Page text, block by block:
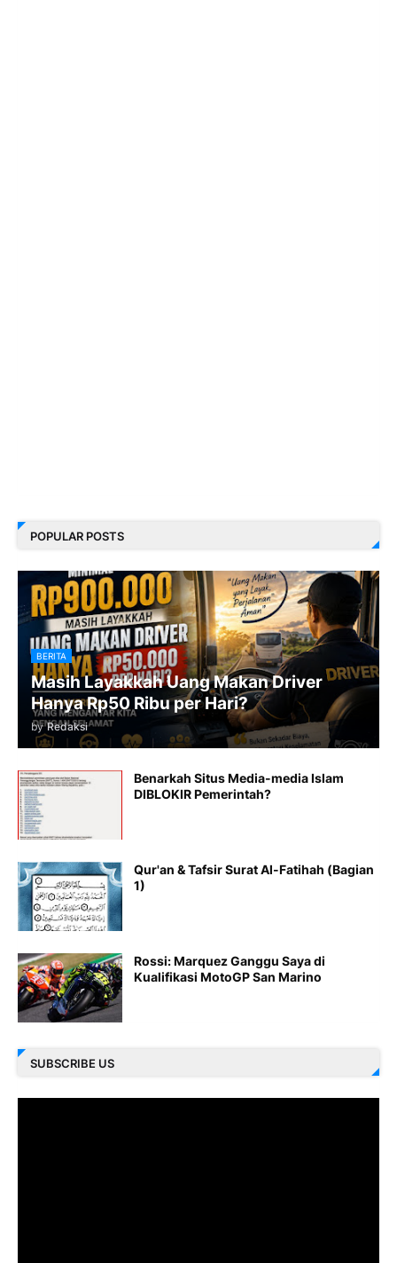
POPULAR POSTS
BERITA
Masih Layakkah Uang Makan Driver
Hanya Rp50 Ribu per Hari?
by Redaksi
Benarkah Situs Media-media Islam
DIBLOKIR Pemerintah?
Qur'an & Tafsir Surat Al-Fatihah (Bagian
1)
Rossi: Marquez Ganggu Saya di
Kualifikasi MotoGP San Marino
SUBSCRIBE US